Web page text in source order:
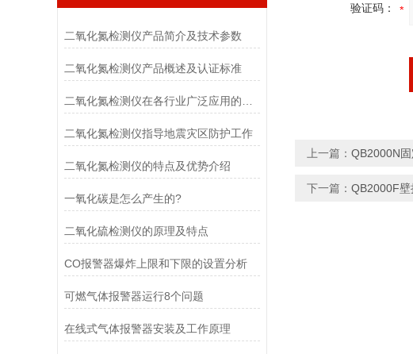
二氧化氮检测仪产品简介及技术参数
二氧化氮检测仪产品概述及认证标准
二氧化氮检测仪指导地震灾区防护工作
二氧化氮检测仪的特点及优势介绍
一氧化碳是怎么产生的?
二氧化硫检测仪的原理及特点
CO报警器爆炸上限和下限的设置分析
可燃气体报警器运行8个问题
在线式气体报警器安装及工作原理
验证码：
上一篇： QB2000N
下一篇： QB2000F壁